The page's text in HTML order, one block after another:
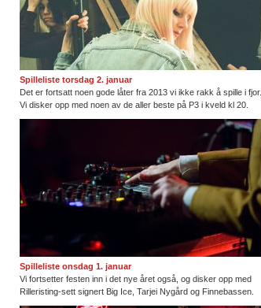
Spilleliste torsdag 2. januar
Det er fortsatt noen gode låter fra 2013 vi ikke rakk å spille i fjor.
Vi disker opp med noen av de aller beste på P3 i kveld kl 20.
Spilleliste onsdag 1. januar
Vi fortsetter festen inn i det nye året også, og disker opp med
Rilleristing-sett signert Big Ice, Tarjei Nygård og Finnebassen.